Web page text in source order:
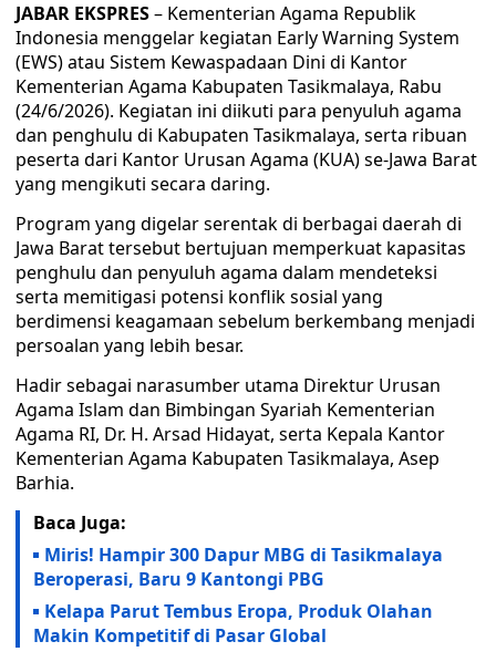
JABAR EKSPRES– Kementerian Agama Republik
Indonesia menggelar kegiatan Early Warning System
(EWS) atau Sistem Kewaspadaan Dini di Kantor
Kementerian Agama Kabupaten Tasikmalaya, Rabu
(24/6/2026). Kegiatan ini diikuti para penyuluh agama
dan penghulu di Kabupaten Tasikmalaya, serta ribuan
peserta dari Kantor Urusan Agama (KUA) se-Jawa Barat
yang mengikuti secara daring.
Program yang digelar serentak di berbagai daerah di
Jawa Barat tersebut bertujuan memperkuat kapasitas
penghulu dan penyuluh agama dalam mendeteksi
serta memitigasi potensi konflik sosial yang
berdimensi keagamaan sebelum berkembang menjadi
persoalan yang lebih besar.
Hadir sebagai narasumber utama Direktur Urusan
Agama Islam dan Bimbingan Syariah Kementerian
Agama RI, Dr. H. Arsad Hidayat, serta Kepala Kantor
Kementerian Agama Kabupaten Tasikmalaya, Asep
Barhia.
Baca Juga:
Miris! Hampir 300 Dapur MBG di Tasikmalaya
Beroperasi, Baru 9 Kantongi PBG
Kelapa Parut Tembus Eropa, Produk Olahan
Makin Kompetitif di Pasar Global